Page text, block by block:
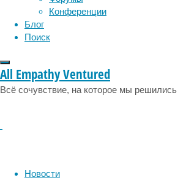
Конференции
Блог
Поиск
All Empathy Ventured
Всё сочувствие, на которое мы решились
Новости
редкоземельных
элементов.
и
разведывают,
а
разработке